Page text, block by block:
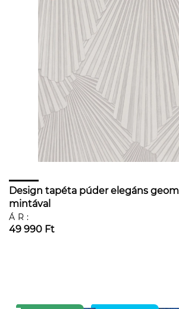
Design tapéta púder elegáns
mintával
ÁR:
49 990 Ft